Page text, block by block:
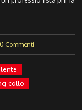
0 Commenti
collo